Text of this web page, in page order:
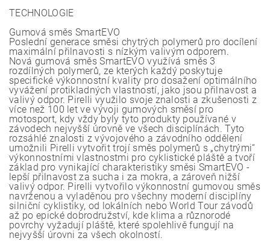
TECHNOLOGIE
Gumová směs SmartEVO
Poslední generace směsi chytrých polymerů pro docílení
maximální přilnavosti s nízkým valivým odporem.
Nová gumová směs SmartEVO využívá směs 3
rozdílných polymerů, ze kterých každý poskytuje
specifické výkonnostní kvality pro dosažení optimálního
vyvážení protikladných vlastností, jako jsou přilnavost a
valivý odpor. Pirelli využilo svoje znalosti a zkušenosti z
více než 100 let ve vývoji gumových směsí pro
motosport, kdy vždy byly tyto produkty používané v
závodech nejvyšší úrovně ve všech disciplínách. Tyto
rozsáhlé znalosti z vývojového a závodního oddělení
umožnili Pirelli vytvořit trojí směs polymerů s „chytrými“
výkonnostními vlastnostmi pro cyklistické pláště a tvoří
základ pro vynikající charakteristiky směsi SmartEVO -
lepší přilnavost za sucha i za mokra, a zároveň nižší
valivý odpor. Pirelli vytvořilo výkonnostní gumovou směs
navrženou a vyladěnou pro všechny moderní disciplíny
silniční cyklistiky, od lokálních nebo World Tour závodů
až po epické dobrodružství, kde klima a různorodé
povrchy vyžadují pláště, které spolehlivě fungují na
nejvyšší úrovni za všech okolností.